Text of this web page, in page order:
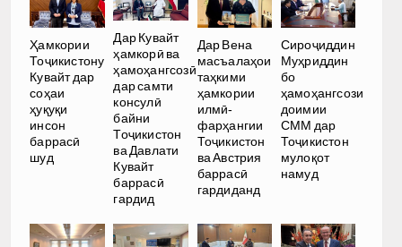
Ҳамкории
Тоҷикистону
Кувайт дар
соҳаи
ҳуқуқи
инсон
баррасӣ
шуд
Дар Кувайт
ҳамкорӣ ва
ҳамоҳангсозӣ
дар самти
консулӣ
байни
Тоҷикистон
ва Давлати
Кувайт
баррасӣ
гардид
Дар Вена
масъалаҳои
таҳкими
ҳамкории
илмӣ-
фарҳангии
Тоҷикистон
ва Австрия
баррасӣ
гардиданд
Сироҷиддин
Муҳриддин
бо
ҳамоҳангсози
доимии
СММ дар
Тоҷикистон
мулоқот
намуд